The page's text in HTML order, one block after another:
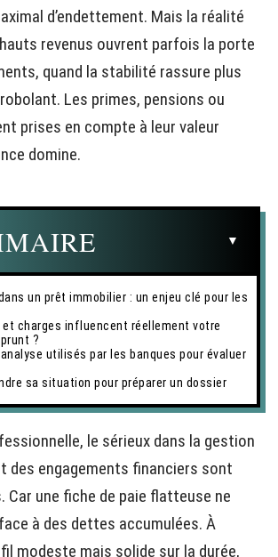
d’endettement. Mais la réalité
revenus ouvrent parfois la porte
quand la stabilité rassure plus
Les primes, pensions ou
prises en compte à leur valeur
domine.
un prêt immobilier : un enjeu clé pour les
et charges influencent réellement votre
?
utilisés par les banques pour évaluer
sa situation pour préparer un dossier
le sérieux dans la gestion
des engagements financiers sont
Car une fiche de paie flatteuse ne
à des dettes accumulées. À
modeste mais solide sur la durée,